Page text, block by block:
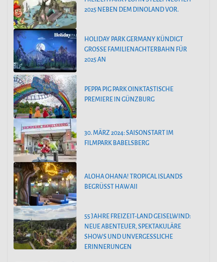
2025 NEBEN DEM DINOLAND VOR.
HOLIDAY PARK GERMANY KÜNDIGT
GROSSE FAMILIENACHTERBAHN FÜR 2
025 AN
PEPPA PIG PARK OINKTASTISCHE
PREMIERE IN GÜNZBURG
30. MÄRZ 2024: SAISONSTART IM
FILMPARK BABELSBERG
ALOHA OHANA! TROPICAL ISLANDS
BEGRÜSST HAWAII
55 JAHRE FREIZEIT-LAND GEISELWIND:
NEUE ABENTEUER, SPEKTAKULÄRE
SHOWS UND UNVERGESSLICHE
ERINNERUNGEN